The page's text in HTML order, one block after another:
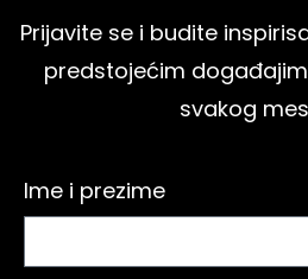
Prijavite se i budite
predstojećim
svakog
Ime i prezime